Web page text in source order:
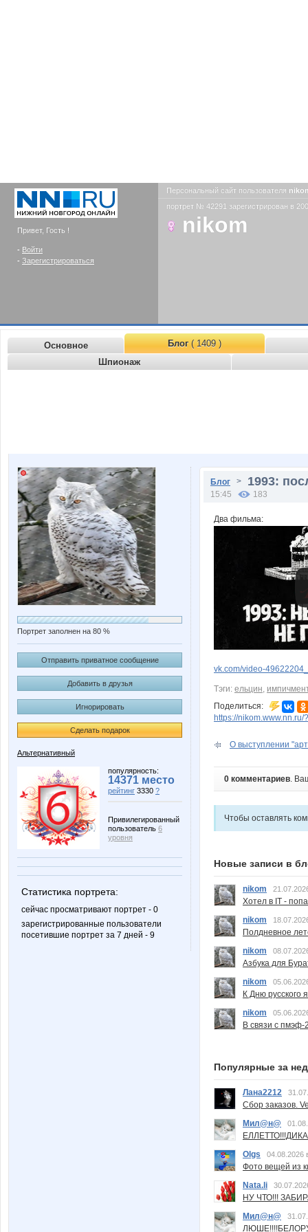
Привет, Гость !
- Войти
- Зарегистрироваться
Персональный сайт пользователя
портрет № 42291 зарегистрирован в
nikom
Основное Блог( 1409 )
Шпионаж
Портрет заполнен на 80 %
Отправить приватное сообщение
Добавить в друзья
Игнорировать
Сделать подарок
Альтернативный
популярность:
14371 место
рейтинг 3330 ?
Привилегированный
пользователь 6
уровня
Статистика портрета:
сейчас просматривают портрет - 0
зарегистрированные пользователи
посетившие портрет за 7 дней - 9
Блог > 1993:
15:45 183
Два фильма:
vk.com/video-
Тэги: ельцин,
Поделиться:
https://nikom.www.nn.ru/
О выступлении
0 комментариев.
Чтобы оставлять
Новые записи в
nikom
Хотел в IT -
nikom
Полдневное
nikom
Азбука для
nikom
К Дню русского
nikom
В связи с пмэф-
Популярные за
Лана2212
Сбор заказов.
Мил@н@
Olgs
04.08.2026
Фото вещей из
Nata.li
НУ ЧТО!!!
Мил@н@